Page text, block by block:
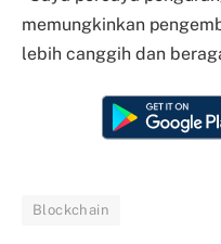
memungkinkan
lebih canggih dan
Blockchain